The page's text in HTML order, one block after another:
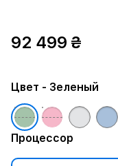
92 499 ₴
Процессор
Цвет - Зеленый